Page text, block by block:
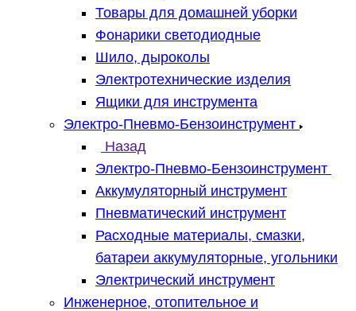
Товары для домашней уборки
Фонарики светодиодные
Шило, дыроколы
Электротехнические изделия
Ящики для инструмента
Электро-Пневмо-Бензоинструмент
Назад
Электро-Пневмо-Бензоинструмент
Аккумуляторный инструмент
Пневматический инструмент
Расходные материалы, смазки,
батареи аккумуляторные, угольники
Электрический инструмент
Инженерное, отопительное и